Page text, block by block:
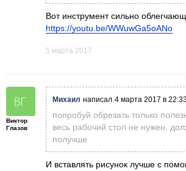
Вот инструмент сильно
https://youtu.be/WWuwGa5oANo
5 марта 2017
Виктор
Глазов
Михаил написал 4 марта 2017 в
попробуй обрезать только
весь рабочий стол не нужен.
получше
И вставлять рисунок лучше с